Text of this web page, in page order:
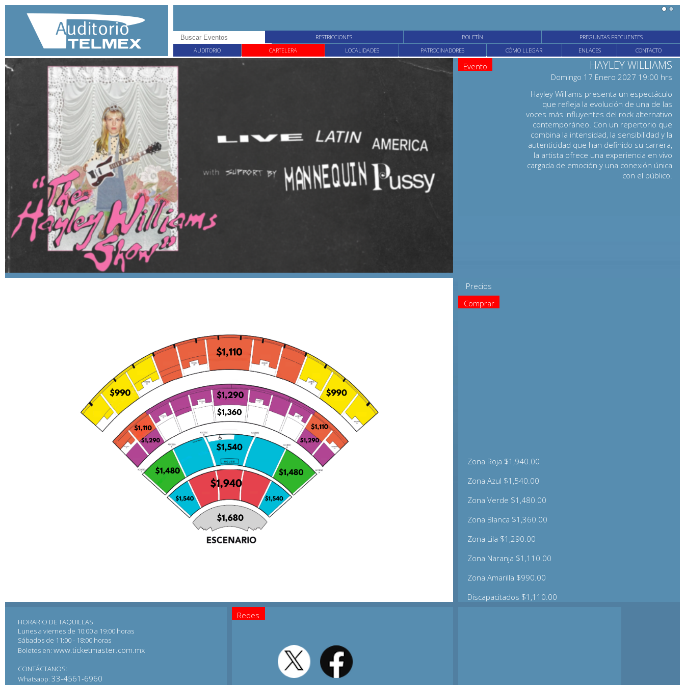
RESTRICCIONES BOLETÍN
PREGUNTAS FRECUENTES
AUDITORIO
CARTELERA LOCALIDADES PATROCINADORES CÓMO LLEGAR ENLACES CONTACTO
Evento HAYLEY WILLIAMS
Domingo 17 Enero 2027 19:00 hrs
Hayley Williams presenta un espectáculo
que refleja la evolución de una de las
voces más influyentes del rock alternativo
contemporáneo. Con un repertorio que
combina la intensidad, la sensibilidad y la
autenticidad que han definido su carrera,
la artista ofrece una experiencia en vivo
cargada de emoción y una conexión única
con el público.
Precios
Comprar
Zona Roja $1,940.00
Zona Azul $1,540.00
Zona Verde $1,480.00
Zona Blanca $1,360.00
Zona Lila $1,290.00
Zona Naranja $1,110.00
Zona Amarilla $990.00
Discapacitados $1,110.00
HORARIO DE TAQUILLAS:
Lunes a viernes de 10:00 a 19:00 horas
Sábados de 11:00 - 18:00 horas
Boletos en: www.ticketmaster.com.mx
CONTÁCTANOS:
Whatsapp: 33-4561-6960
Redes